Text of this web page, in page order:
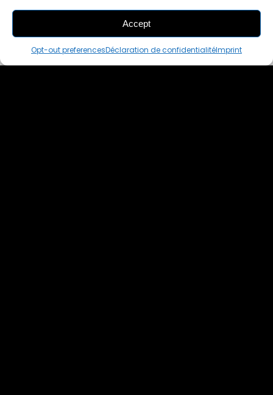
Accept
Opt-out preferencesDéclaration de confidentialitéImprint
THIS PAIR IS
IN A CART